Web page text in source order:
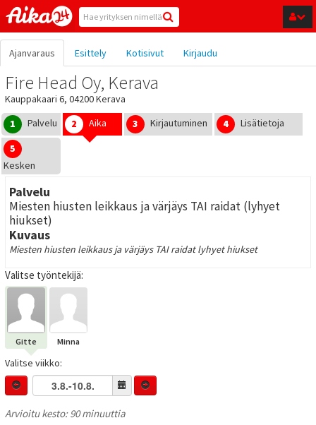
Hyppää pääsisältöön
Ajanvaraus Esittely Kotisivut Kirjaudu
Fire Head Oy, Kerava
Kauppakaari 6, 04200 Kerava
1
Palvelu 2 Aika 3 Kirjautuminen 4
Lisätietoja
5
Kesken
Palvelu
Miesten hiusten leikkaus ja värjäys TAI raidat (lyhyet
hiukset)
Kuvaus
Miesten hiusten leikkaus ja värjäys TAI raidat lyhyet hiukset
Valitse työntekijä:
Gitte Minna
Valitse viikko:
Arvioitu kesto: 90 minuuttia